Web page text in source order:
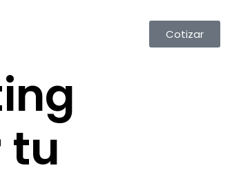
Cotizar
tu